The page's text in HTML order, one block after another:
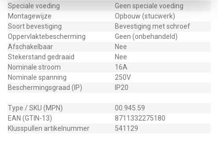
Speciale voeding
Geen speciale voeding
Montagewijze
Opbouw (stucwerk)
Soort bevestiging
Bevestiging met schroef
Oppervlaktebescherming
Geen (onbehandeld)
Afschakelbaar
Nee
Stekerstand gedraaid
Nee
Nominale stroom
16A
Nominale spanning
250V
Beschermingsgraad (IP)
IP20
Type / SKU (MPN)
00.945.59
EAN (GTIN-13)
8711332275180
Klusspullen artikelnummer
541129